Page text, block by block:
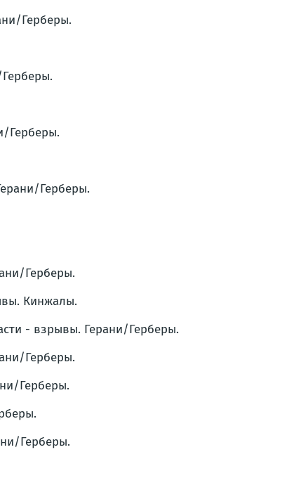
Герберы.
Герберы.
Герберы.
Герберы.
Кинжалы.
- взрывы. Герани/Герберы.
Герберы.
Герберы.
Герберы.